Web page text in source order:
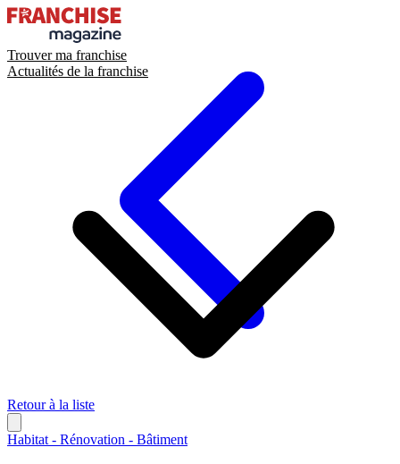
Trouver ma franchise
Actualités de la franchise
Retour à la liste
Habitat - Rénovation - Bâtiment